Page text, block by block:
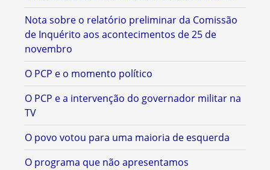
Nota sobre o relatório preliminar da Comissão
de Inquérito aos acontecimentos de 25 de
novembro
O PCP e o momento político
O PCP e a intervenção do governador militar na
TV
O povo votou para uma maioria de esquerda
O programa que não apresentamos